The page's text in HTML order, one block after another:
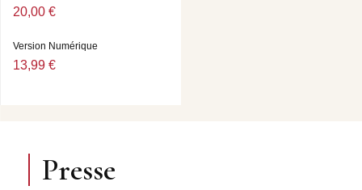
20,00 €
Version Numérique
13,99 €
Presse